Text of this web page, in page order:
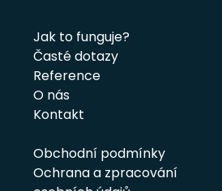
Jak to funguje?
Časté dotazy
Reference
O nás
Kontakt
Obchodní podmínky
Ochrana a zpracování